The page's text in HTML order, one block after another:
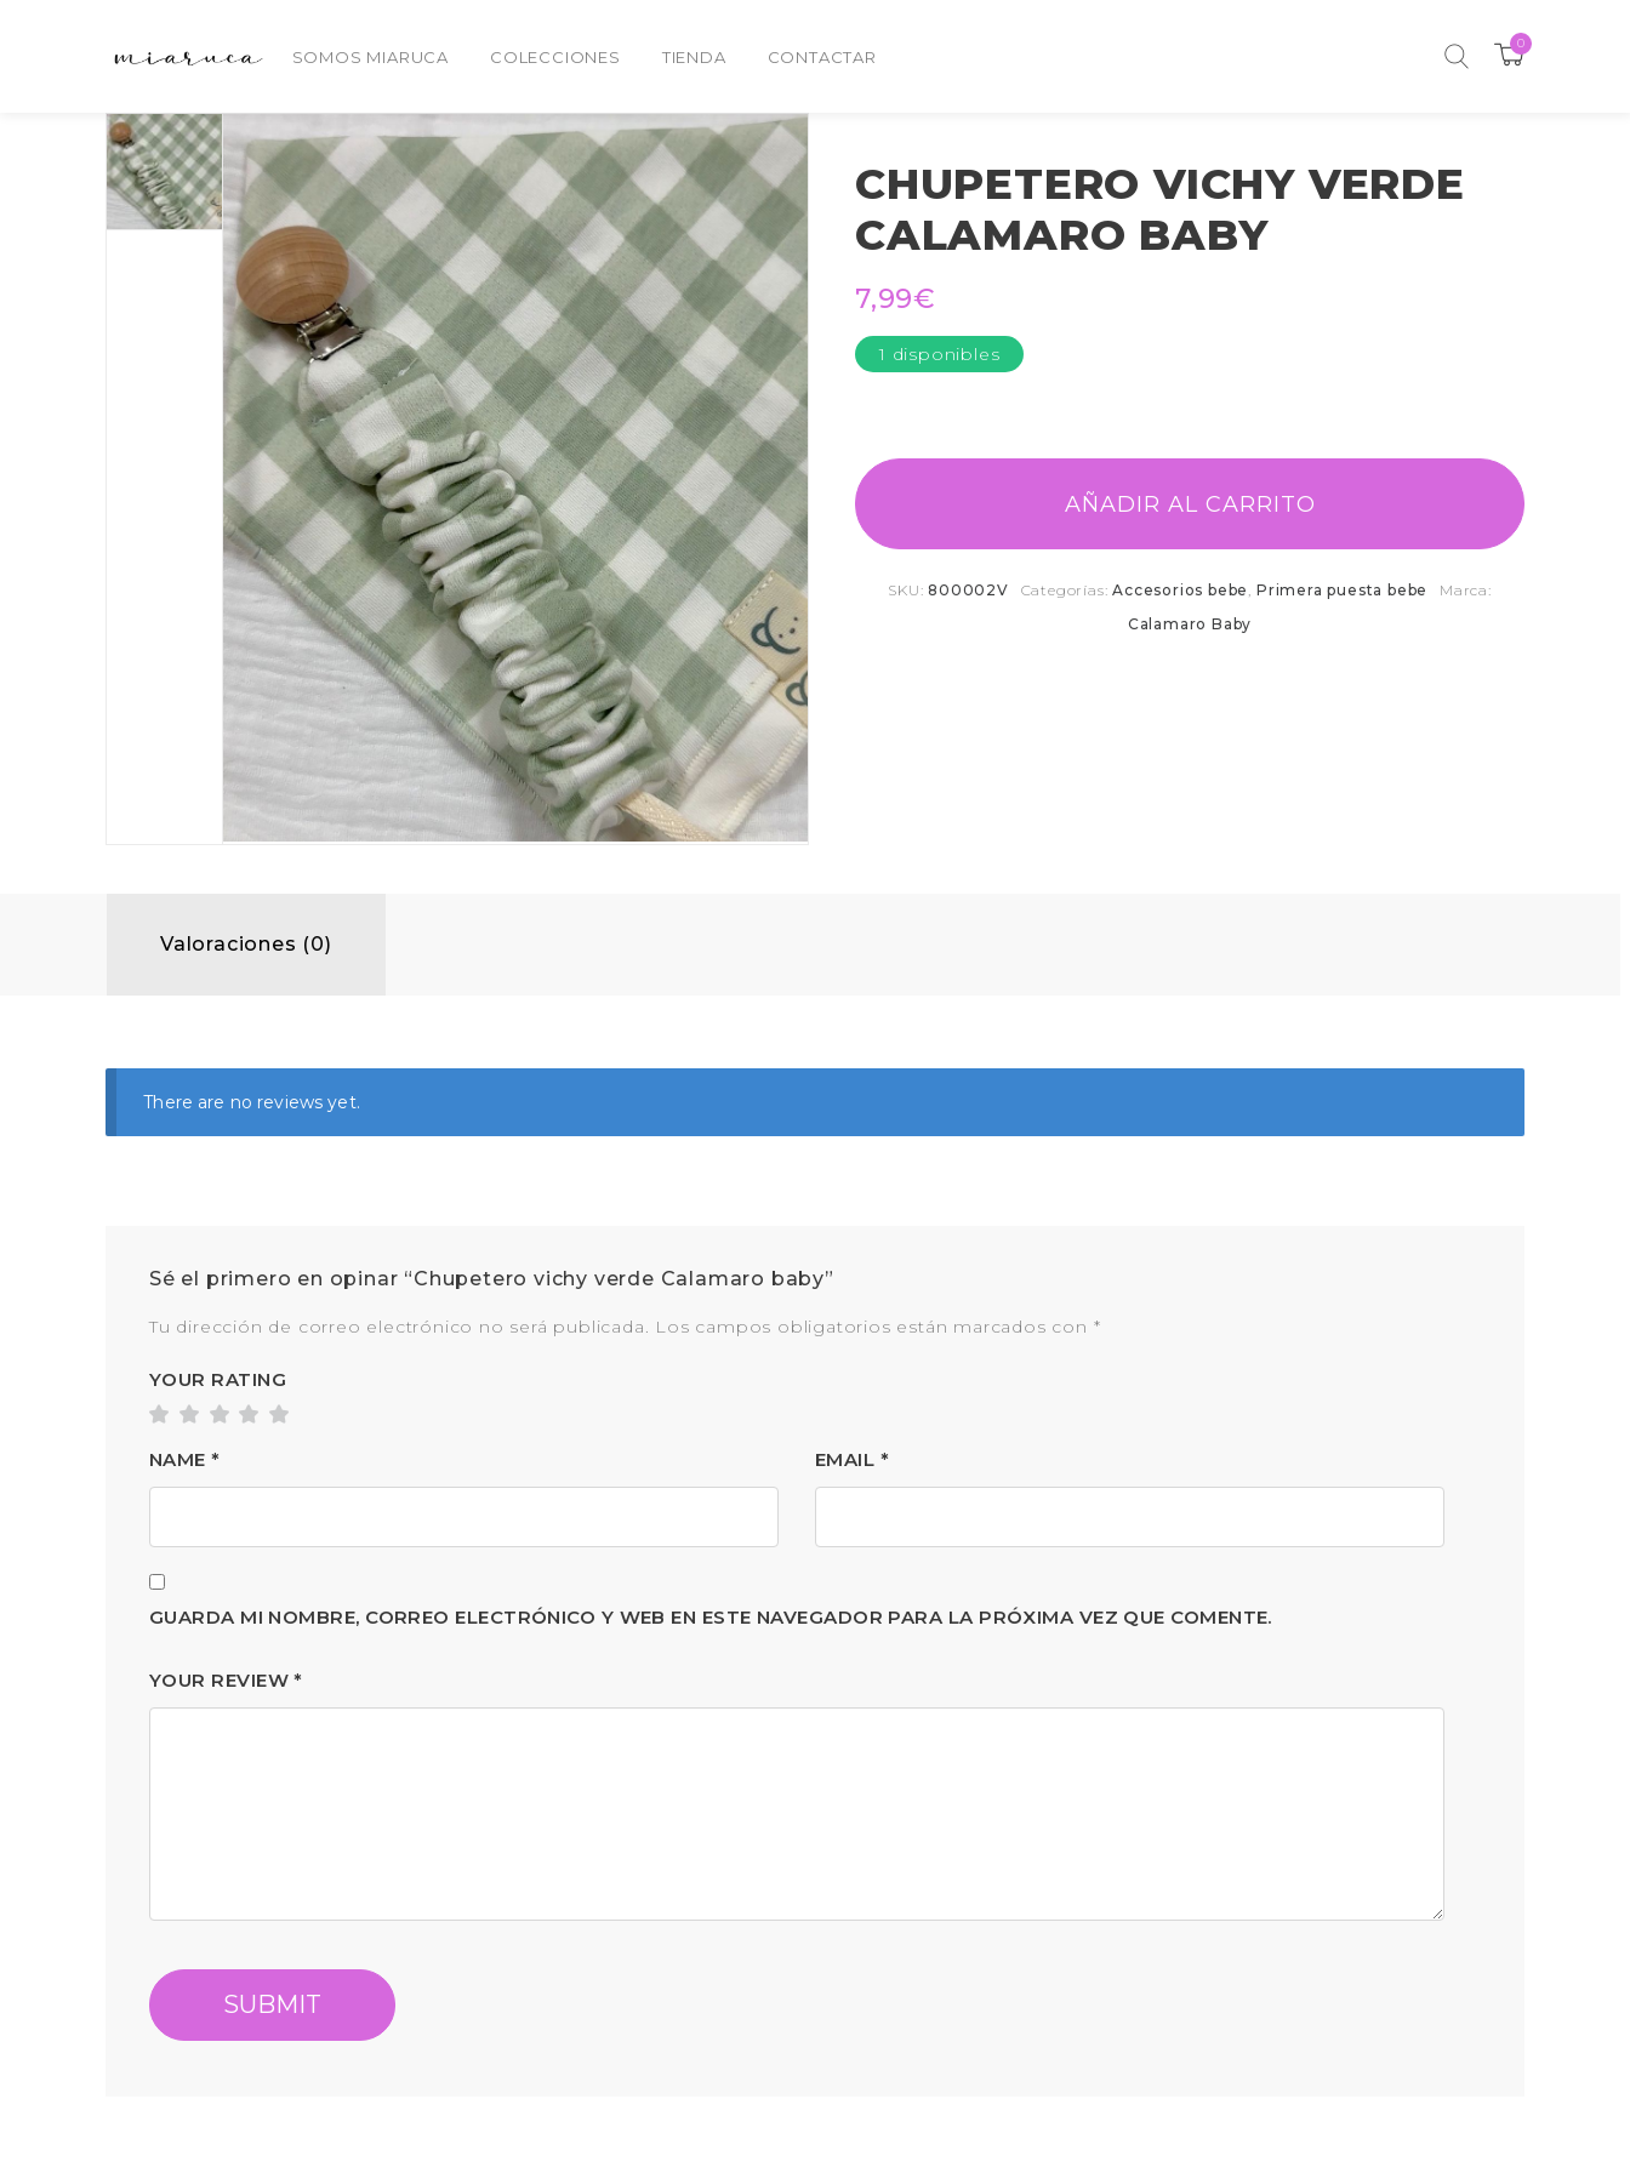
SOMOS MIARUCA COLECCIONES TIENDA CONTACTAR
0
CHUPETERO VICHY VERDE
CALAMARO BABY
7,99€
1 disponibles
AÑADIR AL CARRITO
SKU:800002V Categorías:Accesorios bebe , Primera puesta bebe
Marca:
Calamaro Baby
Valoraciones (0)
There are no reviews yet.
Sé el primero en opinar “Chupetero vichy verde Calamaro baby”
Tu dirección de correo electrónico no será publicada. Los campos obligatorios están marcados con *
YOUR RATING
YOUR REVIEW*
NAME* EMAIL *
GUARDA MI NOMBRE, CORREO ELECTRÓNICO Y WEB EN ESTE NAVEGADOR PARA LA PRÓXIMA VEZ QUE COMENTE.